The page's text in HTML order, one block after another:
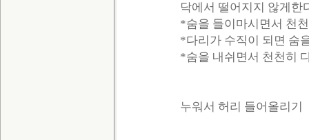
닥에서 떨어지지 않게한
*숨을 들이마시면서 천
*다리가 수직이 되면 숨
*숨을 내쉬면서 천천히
누워서 허리 들어올리기